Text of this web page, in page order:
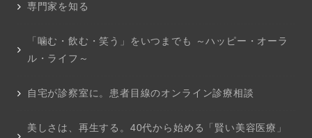
専門家を知る
「噛む・飲む・笑う」をいつまでも ～ハッピー・オーラ
ル・ライフ～
自宅が診察室に。患者目線のオンライン診療相談
美しさは、再生する。40代から始める「賢い美容医療」